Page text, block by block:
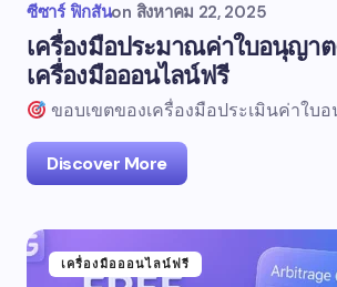
ซีซาร์ ฟิกสันon สิงหาคม 22, 2025
เครื่องมือประมาณค่าใบอนุญา
เครื่องมือออนไลน์ฟรี
ขอบเขตของเครื่องมือประเมินค่าใบ
Discover More
เครื่องมือออนไลน์ฟรี